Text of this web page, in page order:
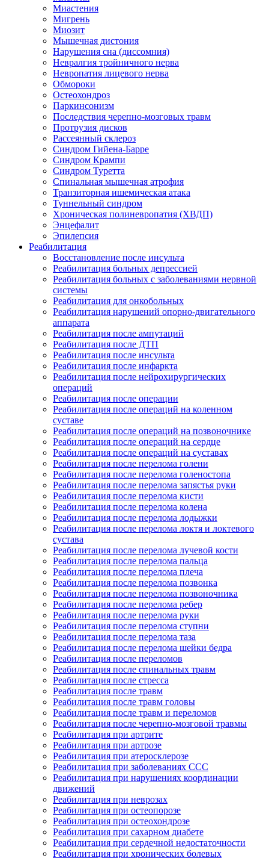
Миастения
Мигрень
Миозит
Мышечная дистония
Нарушения сна (диссомния)
Невралгия тройничного нерва
Невропатия лицевого нерва
Обмороки
Остеохондроз
Паркинсонизм
Последствия черепно-мозговых травм
Протрузия дисков
Рассеянный склероз
Синдром Гийена-Барре
Синдром Крампи
Синдром Туретта
Спинальная мышечная атрофия
Транзиторная ишемическая атака
Туннельный синдром
Хроническая полиневропатия (ХВДП)
Энцефалит
Эпилепсия
Реабилитация
Восстановление после инсульта
Реабилитация больных депрессией
Реабилитация больных с заболеваниями нервной
системы
Реабилитация для онкобольных
Реабилитация нарушений опорно-двигательного
аппарата
Реабилитация после ампутаций
Реабилитация после ДТП
Реабилитация после инсульта
Реабилитация после инфаркта
Реабилитация после нейрохирургических
операций
Реабилитация после операции
Реабилитация после операций на коленном
суставе
Реабилитация после операций на позвоночнике
Реабилитация после операций на сердце
Реабилитация после операций на суставах
Реабилитация после перелома голени
Реабилитация после перелома голеностопа
Реабилитация после перелома запястья руки
Реабилитация после перелома кисти
Реабилитация после перелома колена
Реабилитация после перелома лодыжки
Реабилитация после перелома локтя и локтевого
сустава
Реабилитация после перелома лучевой кости
Реабилитация после перелома пальца
Реабилитация после перелома плеча
Реабилитация после перелома позвонка
Реабилитация после перелома позвоночника
Реабилитация после перелома ребер
Реабилитация после перелома руки
Реабилитация после перелома ступни
Реабилитация после перелома таза
Реабилитация после перелома шейки бедра
Реабилитация после переломов
Реабилитация после спинальных травм
Реабилитация после стресса
Реабилитация после травм
Реабилитация после травм головы
Реабилитация после травм и переломов
Реабилитация после черепно-мозговой травмы
Реабилитация при артрите
Реабилитация при артрозе
Реабилитация при атеросклерозе
Реабилитация при заболеваниях ССС
Реабилитация при нарушениях координации
движений
Реабилитация при неврозах
Реабилитация при остеопорозе
Реабилитация при остеохондрозе
Реабилитация при сахарном диабете
Реабилитация при сердечной недостаточности
Реабилитация при хронических болевых